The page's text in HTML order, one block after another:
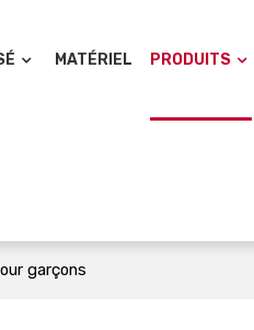
MATÉRIEL PRODUITS
garçons